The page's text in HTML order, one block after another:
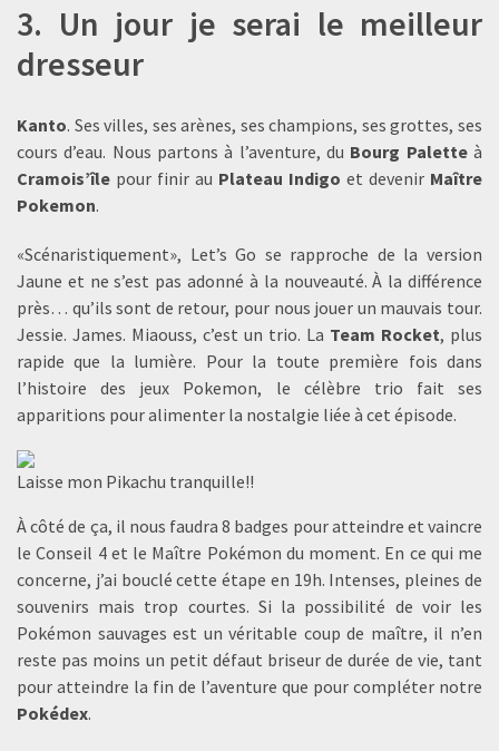
3. Un jour je serai le meilleur
dresseur
Kanto. Ses villes, ses arènes, ses champions, ses grottes, ses
cours d’eau. Nous partons à l’aventure, du Bourg Paletteà
Cramois’île pour finir au Plateau Indigo et devenir Maître
Pokemon.
«Scénaristiquement», Let’s Go se rapproche de la version
Jaune et ne s’est pas adonné à la nouveauté. À la différence
près… qu’ils sont de retour, pour nous jouer un mauvais tour.
Jessie. James. Miaouss, c’est un trio. La Team Rocket, plus
rapide que la lumière. Pour la toute première fois dans
l’histoire des jeux Pokemon, le célèbre trio fait ses
apparitions pour alimenter la nostalgie liée à cet épisode.
Laisse mon Pikachu tranquille!!
À côté de ça, il nous faudra 8 badges pour atteindre et vaincre
le Conseil 4 et le Maître Pokémon du moment. En ce qui me
concerne, j’ai bouclé cette étape en 19h. Intenses, pleines de
souvenirs mais trop courtes. Si la possibilité de voir les
Pokémon sauvages est un véritable coup de maître, il n’en
reste pas moins un petit défaut briseur de durée de vie, tant
pour atteindre la fin de l’aventure que pour compléter notre
Pokédex.